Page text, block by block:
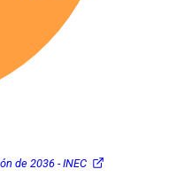
de 2036 - INEC